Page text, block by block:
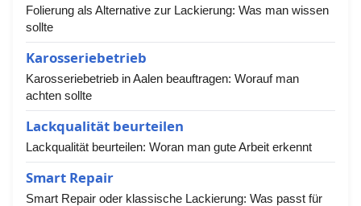
Folierung als Alternative zur Lackierung: Was man wissen
sollte
Karosseriebetrieb
Karosseriebetrieb in Aalen beauftragen: Worauf man
achten sollte
Lackqualität beurteilen
Lackqualität beurteilen: Woran man gute Arbeit erkennt
Smart Repair
Smart Repair oder klassische Lackierung: Was passt für